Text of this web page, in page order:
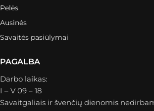
Pelės
Ausinės
Savaitės pasiūlymai
PAGALBA
Darbo laikas:
I – V 09 – 18
Savaitgaliais ir švenčių dienomis